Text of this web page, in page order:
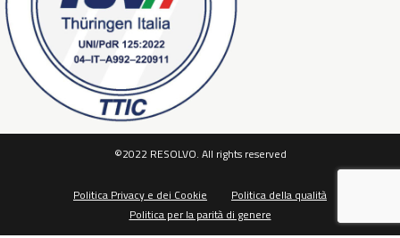
©2022 RESOLVO. All rights reserved
Politica Privacy e dei Cookie
Politica della qualità
Politica per la parità di genere